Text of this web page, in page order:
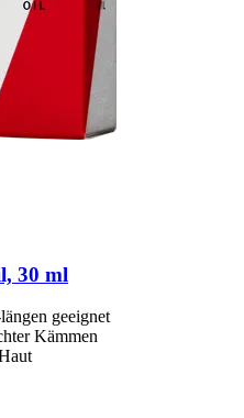
30 ml
geeignet
Kämmen